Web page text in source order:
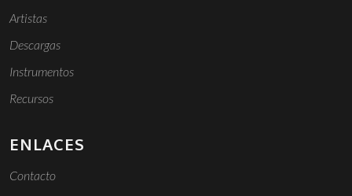
Artistas
Descargas
Instrumentos
Recursos
ENLACES
Contacto